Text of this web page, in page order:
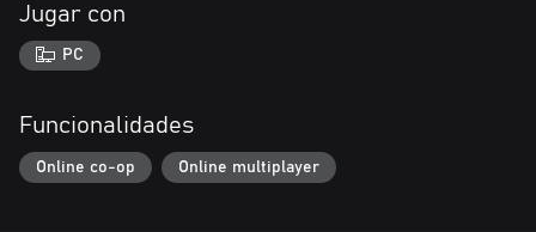
pantano, donde todo acaba cobrando un aire siniestro.
Turner sigue comportándose como si tuviera algo que demostrar,
habilidad, sobre todo teniendo esas dos pistolas modificadas
tampoco subestimarlo. Ya no. El renacuajo ha crecido.
Jugar con
PC
Funcionalidades
Online co-op Online multiplayer